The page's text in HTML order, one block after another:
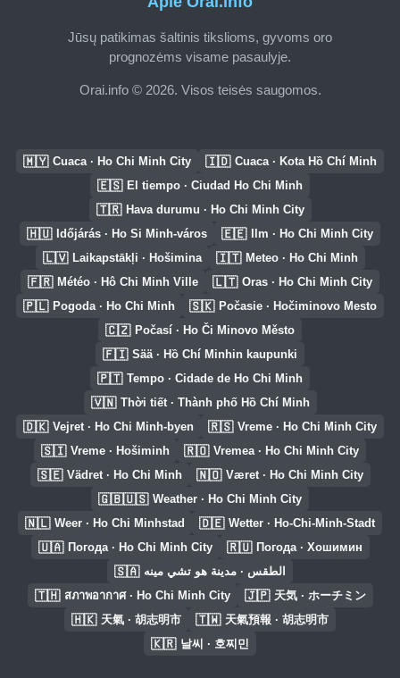
Jūsų patikimas šaltinis tikslioms, gyvoms oro
prognozėms visame pasaulyje.
Orai.info © 2026. Visos teisės saugomos.
🇲🇾 Cuaca · Ho Chi Minh City 🇮🇩 Cuaca · Kota Hồ Chí Minh
🇪🇸 El tiempo · Ciudad Ho Chi Minh
🇹🇷 Hava durumu · Ho Chi Minh City
🇭🇺 Időjárás · Ho Si Minh-város 🇪🇪 Ilm · Ho Chi Minh City
🇱🇻 Laikapstākļi · Hošimina 🇮🇹 Meteo · Ho Chi Minh
🇫🇷 Météo · Hô Chi Minh Ville 🇱🇹 Oras · Ho Chi Minh City
🇵🇱 Pogoda · Ho Chi Minh 🇸🇰 Počasie · Hočiminovo Mesto
🇨🇿 Počasí · Ho Či Minovo Město
🇫🇮 Sää · Hồ Chí Minhin kaupunki
🇵🇹 Tempo · Cidade de Ho Chi Minh
🇻🇳 Thời tiết · Thành phố Hồ Chí Minh
🇩🇰 Vejret · Ho Chi Minh-byen 🇷🇸 Vreme · Ho Chi Minh City
🇸🇮 Vreme · Hošiminh 🇷🇴 Vremea · Ho Chi Minh City
🇸🇪 Vädret · Ho Chi Minh 🇳🇴 Været · Ho Chi Minh City
🇬🇧🇺🇸 Weather · Ho Chi Minh City
🇳🇱 Weer · Ho Chi Minhstad 🇩🇪 Wetter · Ho-Chi-Minh-Stadt
🇺🇦 Погода · Ho Chi Minh City 🇷🇺 Погода · Хошимин
🇸🇦 الطقس · مدينة هو تشي مينه
🇹🇭 สภาพอากาศ · Ho Chi Minh City 🇯🇵 天気 · ホーチミン
🇭🇰 天氣 · 胡志明市 🇹🇼 天氣預報 · 胡志明市
🇰🇷 날씨 · 호찌민